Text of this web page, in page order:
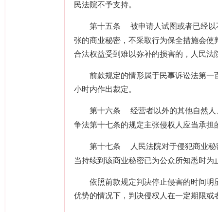
民法院不予支持。
第十五条
被申请人试图或者已经
张的商业秘密，不采取行为保全措施会
合法权益受到难以弥补的损害的，人民
前款规定的情形属于民事诉讼法第一
小时内作出裁定。
第十六条
经营者以外的其他自然
争法第十七条的规定主张侵权人应当承
第十七条
人民法院对于侵犯商业
当持续到该商业秘密已为公众所知悉时为
依照前款规定判决停止侵害的时间明
优势的情况下，判决侵权人在一定期限或